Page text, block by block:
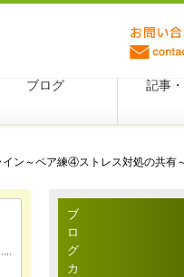
ブログ 記事
ン～ペア練④ストレス対処の共有
ブ
ロ
グ
カ